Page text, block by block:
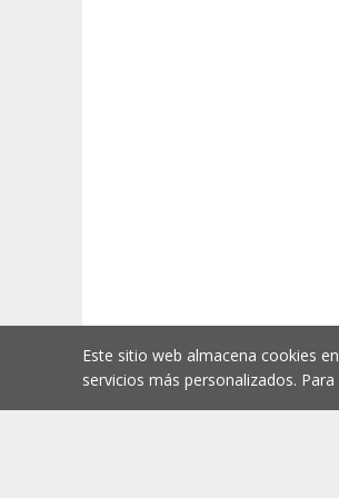
Este sitio web almacena cookies
servicios más personalizados.